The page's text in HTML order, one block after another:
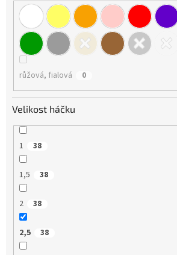
růžová, fialová 0
Velikost háčku
1 38
1,5 38
2 38
2,5 38